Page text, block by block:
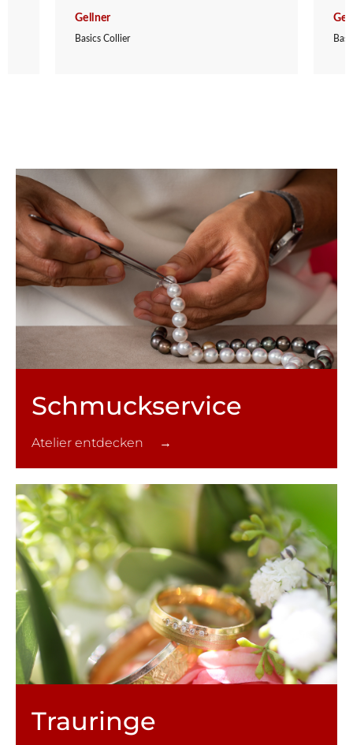
Gellner
Basics Collier
Schmuck­service
Atelier entdecken →
Trauringe